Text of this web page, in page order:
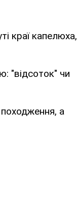
краї капелюха,
"відсоток" чи
а